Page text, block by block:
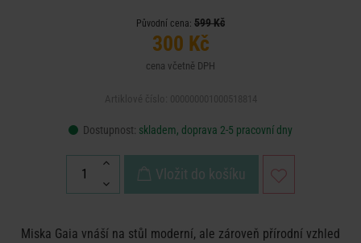
Původní cena: 599 Kč
300 Kč
cena včetně DPH
Dostupnost: skladem, doprava 2-5 pracovní dny
Vložit do košíku
Miska Gaia vnáší na stůl moderní, ale zároveň přírodní vzhled